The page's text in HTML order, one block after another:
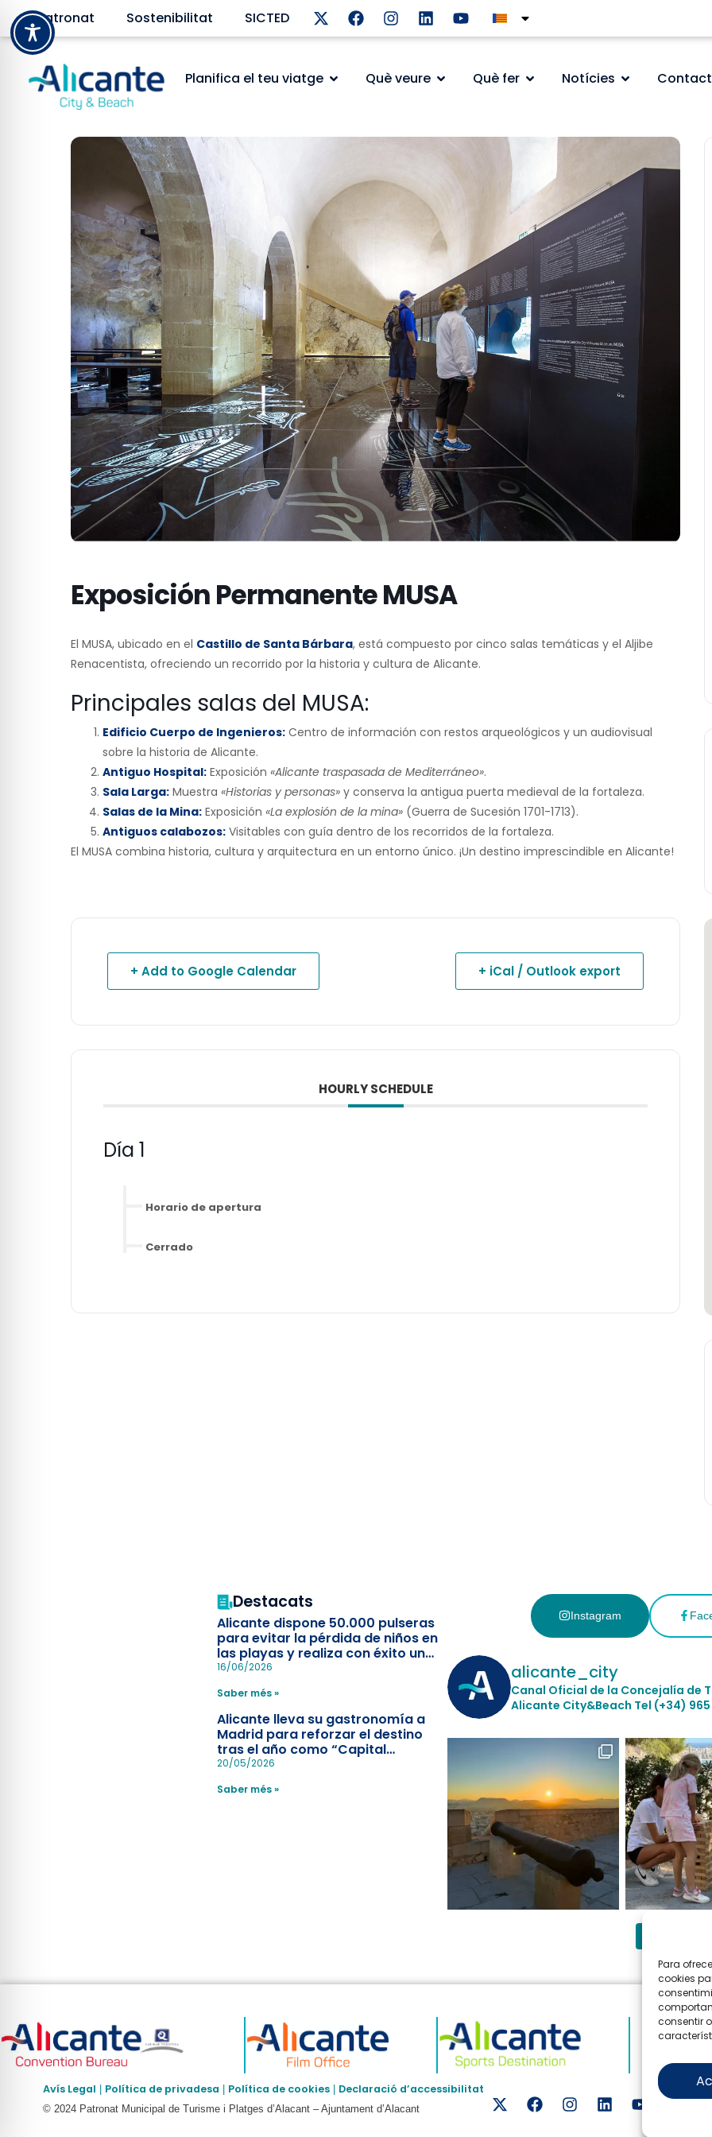
Para
cookies
consentir
Patronat Sostenibilitat SICTED
Planifica el teu viatge Què veure Què fer Notícies
Exposición Permanente MUSA
El MUSA, ubicado en el Castillo de Santa Bárbara, está compuesto por cinco salas temáticas y el Aljibe
Renacentista, ofreciendo un recorrido por la historia y cultura de Alicante.
Principales salas del MUSA:
Edificio Cuerpo de Ingenieros: Centro de información con restos arqueológicos y un audiovisual
sobre la historia de Alicante.
Antiguo Hospital: Exposición «Alicante traspasada de Mediterráneo».
Sala Larga: Muestra «Historias y personas» y conserva la antigua puerta medieval de la fortaleza.
Salas de la Mina: Exposición «La explosión de la mina» (Guerra de Sucesión 1701-1713).
Antiguos calabozos: Visitables con guía dentro de los recorridos de la fortaleza.
El MUSA combina historia, cultura y arquitectura en un entorno único. ¡Un destino imprescindible en Alicante!
+ Add to Google Calendar + iCal / Outlook export
HOURLY SCHEDULE
Día 1
Horario de apertura
Cerrado
Destacats
Alicante dispone 50.000 pulseras
para evitar la pérdida de niños en
las playas y realiza con éxito un
simulacro de socorrismo
16/06/2026
Saber més »
Alicante lleva su gastronomía a
Madrid para reforzar el destino
tras el año como “Capital
Española”
20/05/2026
Saber més »
Instagram
alicante_city
Canal Oficial de la Concejalía de
Alicante City&Beach Tel (+34) 965
Avís Legal | Política de privadesa | Política de cookies| Declaració d’accessibilitat
© 2024 Patronat Municipal de Turisme i Platges d’Alacant – Ajuntament d’Alacant